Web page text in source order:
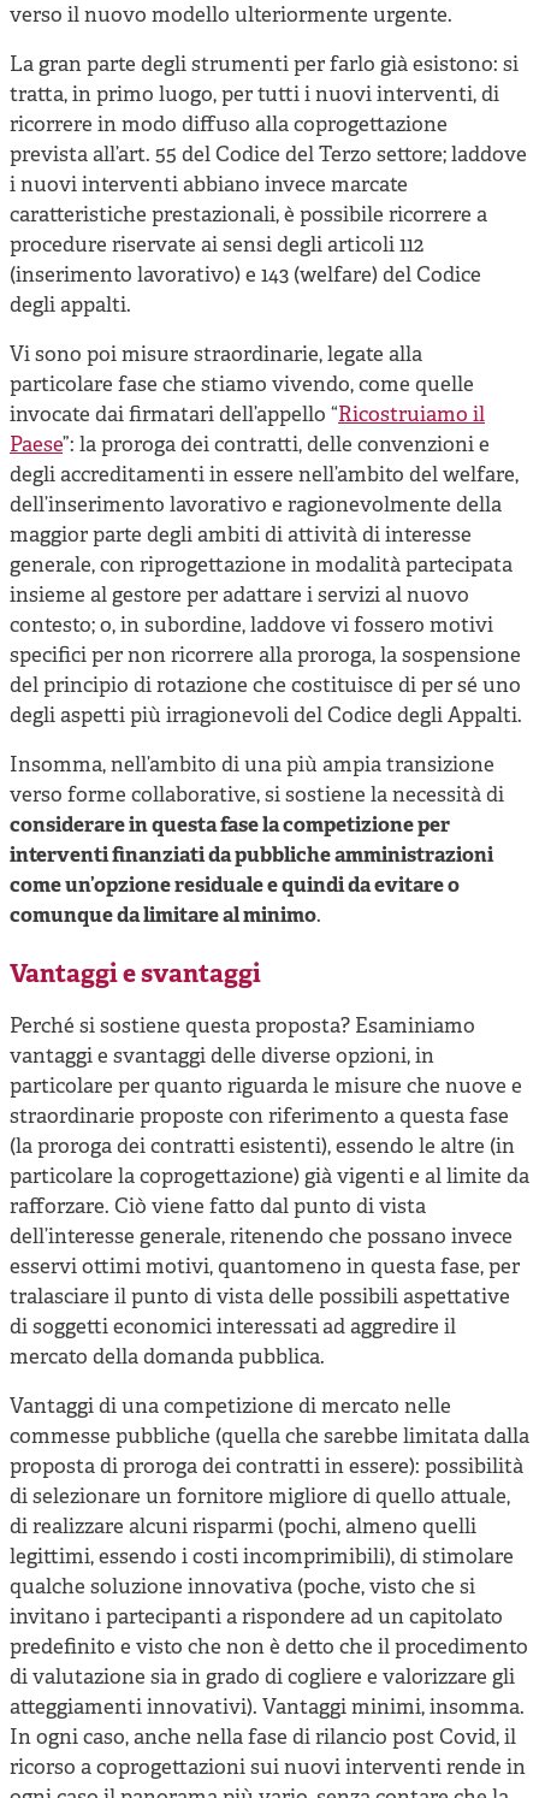
verso il nuovo modello ulteriormente urgente.
La gran parte degli strumenti per farlo già esistono: si
tratta, in primo luogo, per tutti i nuovi interventi, di
ricorrere in modo diffuso alla coprogettazione
prevista all’art. 55 del Codice del Terzo settore; laddove
i nuovi interventi abbiano invece marcate
caratteristiche prestazionali, è possibile ricorrere a
procedure riservate ai sensi degli articoli 112
(inserimento lavorativo) e 143 (welfare) del Codice
degli appalti.
Vi sono poi misure straordinarie, legate alla
particolare fase che stiamo vivendo, come quelle
invocate dai firmatari dell’appello “Ricostruiamo il
Paese”: la proroga dei contratti, delle convenzioni e
degli accreditamenti in essere nell’ambito del welfare,
dell’inserimento lavorativo e ragionevolmente della
maggior parte degli ambiti di attività di interesse
generale, con riprogettazione in modalità partecipata
insieme al gestore per adattare i servizi al nuovo
contesto; o, in subordine, laddove vi fossero motivi
specifici per non ricorrere alla proroga, la sospensione
del principio di rotazione che costituisce di per sé uno
degli aspetti più irragionevoli del Codice degli Appalti.
Insomma, nell’ambito di una più ampia transizione
verso forme collaborative, si sostiene la necessità di
considerare in questa fase la competizione per
interventi finanziati da pubbliche amministrazioni
come un’opzione residuale e quindi da evitare o
comunque da limitare al minimo.
Vantaggi e svantaggi
Perché si sostiene questa proposta? Esaminiamo
vantaggi e svantaggi delle diverse opzioni, in
particolare per quanto riguarda le misure che nuove e
straordinarie proposte con riferimento a questa fase
(la proroga dei contratti esistenti), essendo le altre (in
particolare la coprogettazione) già vigenti e al limite da
rafforzare. Ciò viene fatto dal punto di vista
dell’interesse generale, ritenendo che possano invece
esservi ottimi motivi, quantomeno in questa fase, per
tralasciare il punto di vista delle possibili aspettative
di soggetti economici interessati ad aggredire il
mercato della domanda pubblica.
Vantaggi di una competizione di mercato nelle
commesse pubbliche (quella che sarebbe limitata dalla
proposta di proroga dei contratti in essere): possibilità
di selezionare un fornitore migliore di quello attuale,
di realizzare alcuni risparmi (pochi, almeno quelli
legittimi, essendo i costi incomprimibili), di stimolare
qualche soluzione innovativa (poche, visto che si
invitano i partecipanti a rispondere ad un capitolato
predefinito e visto che non è detto che il procedimento
di valutazione sia in grado di cogliere e valorizzare gli
atteggiamenti innovativi). Vantaggi minimi, insomma.
In ogni caso, anche nella fase di rilancio post Covid, il
ricorso a coprogettazioni sui nuovi interventi rende in